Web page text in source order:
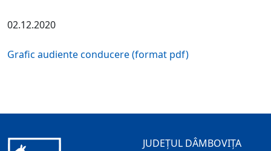
02.12.2020
Grafic audiente conducere (format pdf)
JUDEȚUL DÂMBOVIȚA